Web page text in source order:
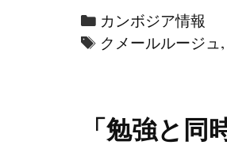
ボ
ジ
ア
、
C
a
o
カンボジア情報
T
クメールルージュ ,
「勉強と